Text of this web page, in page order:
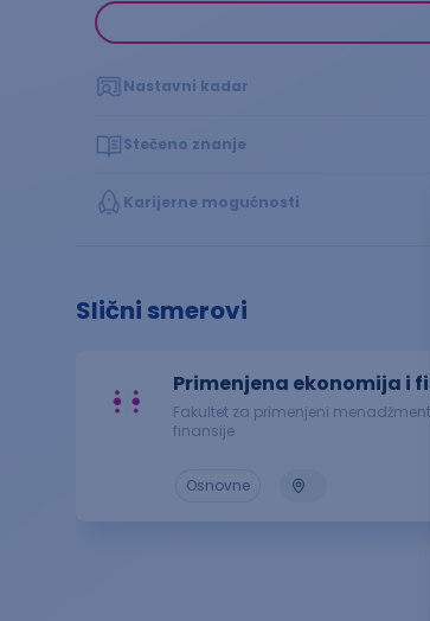
Nastavni kadar
Stečeno znanje
Karijerne mogućnosti
Slični smerovi
Primenjena ekonomija i
Fakultet za primenjeni
finansije
Osnovne